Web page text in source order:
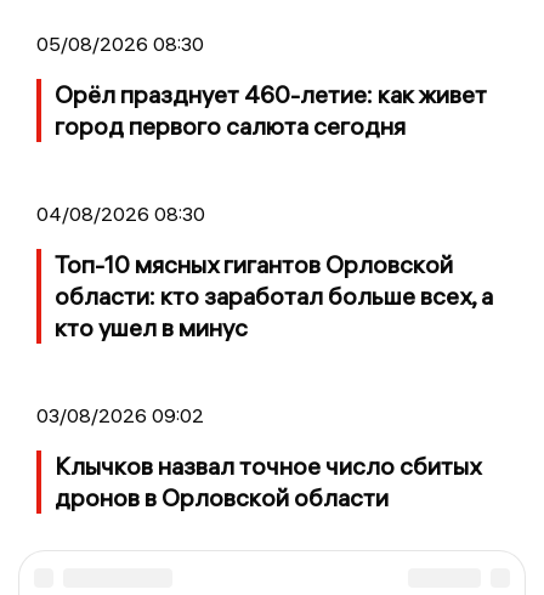
05/08/2026 08:30
Орёл празднует 460-летие: как живет
город первого салюта сегодня
04/08/2026 08:30
Топ-10 мясных гигантов Орловской
области: кто заработал больше всех, а
кто ушел в минус
03/08/2026 09:02
Клычков назвал точное число сбитых
дронов в Орловской области